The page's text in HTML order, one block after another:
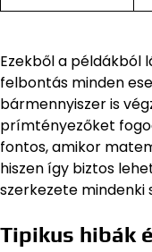
Ezekből a példákból
felbontás minden
bármennyiszer is
prímtényezőket
fontos, amikor
hiszen így biztos
szerkezete mindenki
Tipikus hibák